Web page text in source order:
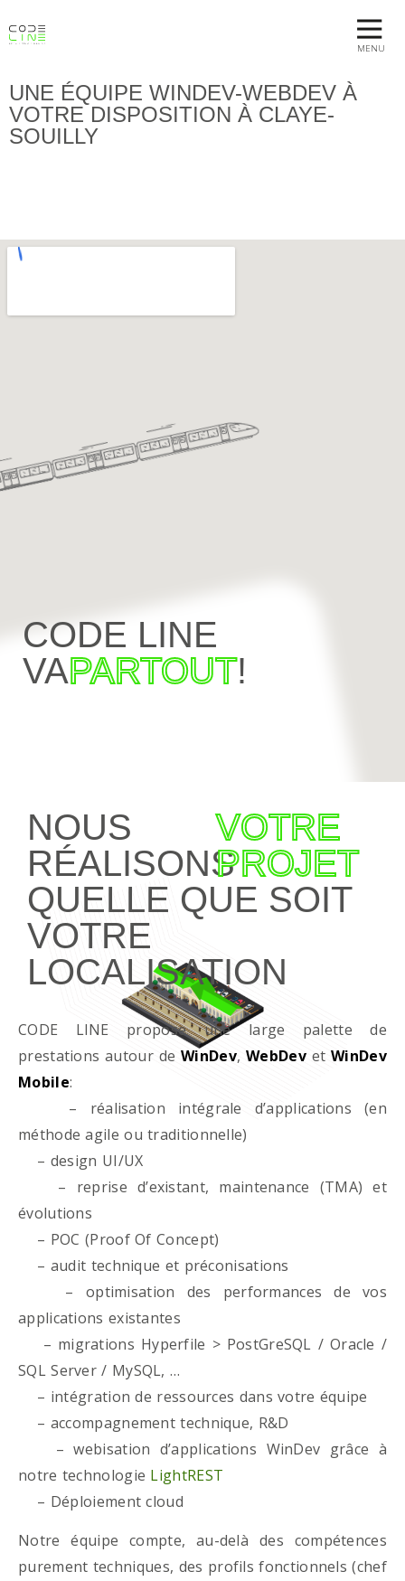
MENU
UNE ÉQUIPE WINDEV-WEBDEV À
VOTRE DISPOSITION À CLAYE-
SOUILLY
CODE LINE
VAPARTOUT!
NOUS
RÉALISONS
VOTRE
PROJET
QUELLE QUE SOIT
VOTRE
LOCALISATION
CODE LINE propose une large palette de
prestations autour deWinDev,WebDevet WinDev
Mobile:
– réalisation intégrale d’applications (en
méthode agile ou traditionnelle)
– design UI/UX
– reprise d’existant, maintenance (TMA) et
évolutions
– POC (Proof Of Concept)
– audit technique et préconisations
– optimisation des performances de vos
applications existantes
– migrations Hyperfile > PostGreSQL / Oracle /
SQL Server / MySQL, …
– intégration de ressources dans votre équipe
– accompagnement technique, R&D
– webisation d’applications WinDev grâce à
notre technologie LightREST
– Déploiement cloud
Notre équipe compte, au-delà des compétences
purement techniques, des profils fonctionnels (chef